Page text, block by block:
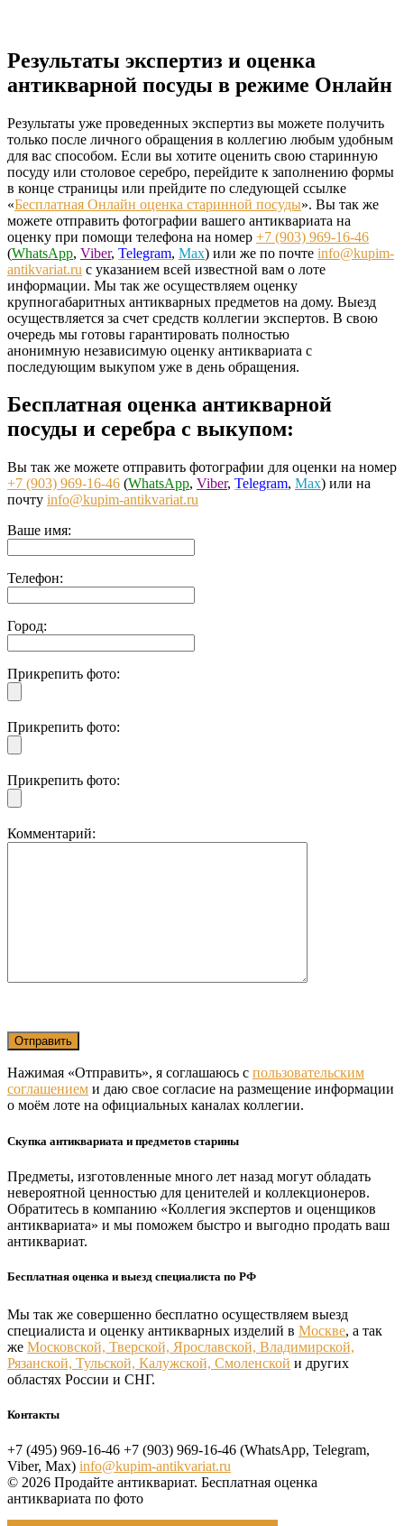
Результаты экспертиз и оценка
антикварной посуды в режиме Онлайн
Результаты уже проведенных экспертиз вы можете получить
только после личного обращения в коллегию любым удобным
для вас способом. Если вы хотите оценить свою старинную
посуду или столовое серебро, перейдите к заполнению формы
в конце страницы или прейдите по следующей ссылке
«Бесплатная Онлайн оценка старинной посуды». Вы так же
можете отправить фотографии вашего антиквариата на
оценку при помощи телефона на номер +7 (903) 969-16-46
(WhatsApp, Viber, Telegram, Max) или же по почте info@kupim-
antikvariat.ru с указанием всей известной вам о лоте
информации. Мы так же осуществляем оценку
крупногабаритных антикварных предметов на дому. Выезд
осуществляется за счет средств коллегии экспертов. В свою
очередь мы готовы гарантировать полностью
анонимную независимую оценку антиквариата с
последующим выкупом уже в день обращения.
Бесплатная оценка антикварной
посуды и серебра с выкупом:
Вы так же можете отправить фотографии для оценки на номер
+7 (903) 969-16-46 (WhatsApp, Viber, Telegram, Max) или на
почту info@kupim-antikvariat.ru
Ваше имя:
Телефон:
Город:
Прикрепить фото:
Прикрепить фото:
Прикрепить фото:
Комментарий:
Нажимая «Отправить», я соглашаюсь с пользовательским
соглашением и даю свое согласие на размещение информации
о моём лоте на официальных каналах коллегии.
Скупка антиквариата и предметов старины
Предметы, изготовленные много лет назад могут обладать
невероятной ценностью для ценителей и коллекционеров.
Обратитесь в компанию «Коллегия экспертов и оценщиков
антиквариата» и мы поможем быстро и выгодно продать ваш
антиквариат.
Бесплатная оценка и выезд специалиста по РФ
Мы так же совершенно бесплатно осуществляем выезд
специалиста и оценку антикварных изделий в Москве, а так
же Московской, Тверской, Ярославской, Владимирской,
Рязанской, Тульской, Калужской, Смоленской и других
областях России и СНГ.
Контакты
+7 (495) 969-16-46 +7 (903) 969-16-46 (WhatsApp, Telegram,
Viber, Max) info@kupim-antikvariat.ru
© 2026 Продайте антиквариат. Бесплатная оценка
антиквариата по фото